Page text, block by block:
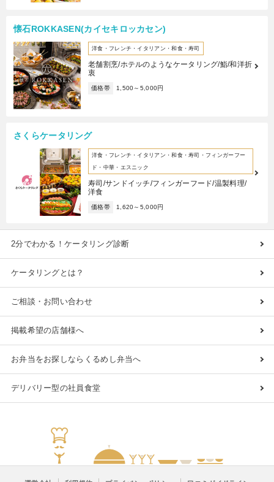
懐石ROKKASEN(カイセキロッカセン)
洋食・フレンチ・イタリアン・和食・寿司
老舗割烹/ホテルのようなケータリング/鮨/和洋折
衷
価格帯 1,500～5,000円
さくらケータリング
洋食・フレンチ・イタリアン・和食・寿司・フィンガーフー
ド・中華・エスニック
寿司/サンドイッチ/フィンガーフード/温製料理/
洋食
価格帯 1,620～5,000円
2分でわかる！ケータリング診断
ケータリングとは？
ご相談・お問い合わせ
掲載希望の店舗様へ
お弁当をお探しならくるめし弁当へ
デリバリー型の社員食堂